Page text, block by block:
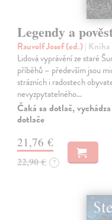
Legendy a
Rauvolf Josef (ed.)| Kniha
Lidová vyprávění ze staré
příběhů – především jsou
strázních i radostech
nevyzpytatelného…
Čaká sa dotlač,
dotlače
21,76 €
22,90 € ?